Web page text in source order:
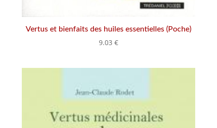
Vertus et bienfaits des huiles essentielles (Poche)
9.03 €